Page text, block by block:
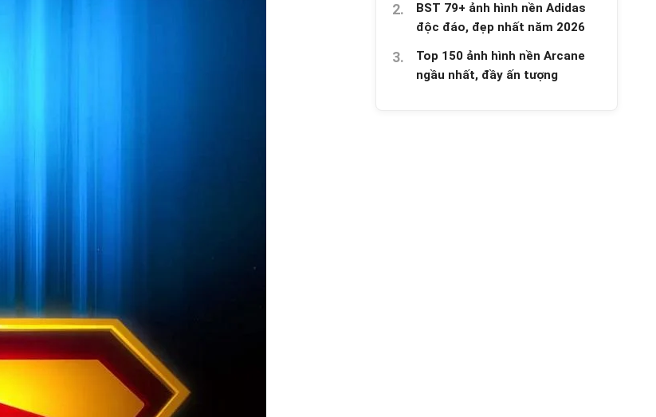
BST 79+ ảnh hình nền Adidas
độc đáo, đẹp nhất năm 2026
Top 150 ảnh hình nền Arcane
ngầu nhất, đầy ấn tượng